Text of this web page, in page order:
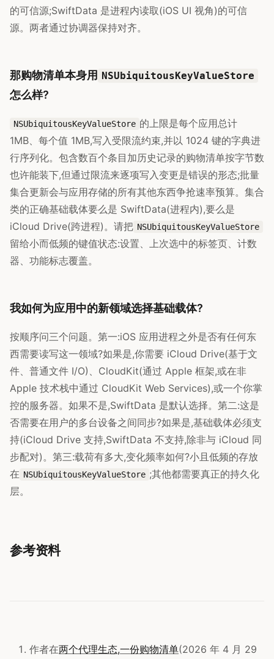
的可信源;SwiftData 是进程内读取(iOS UI 视角)的可信
源。两者通过协调器保持对齐。
那购物清单本身用 NSUbiquitousKeyValueStore
怎么样?
NSUbiquitousKeyValueStore 的上限是每个应用总计
1MB、每个值 1MB,写入受限流约束,并以 1024 键的字典进
行序列化。包含数百个条目加历史记录的购物清单按字节数
也许能装下,但通过限流来逐项写入变更是错误的形态;批量
集合更新会与应用存储的所有其他东西争抢速率预算。集合
类的正确基础载体要么是 SwiftData(进程内),要么是
iCloud Drive(跨进程)。请把 NSUbiquitousKeyValueStore
留给小而低频的键值状态:设置、上次选中的标签页、计数
器、功能标志覆盖。
我如何为应用中的新领域选择基础载体?
按顺序问三个问题。第一:iOS 应用进程之外是否有任何东
西需要读写这一领域?如果是,你需要 iCloud Drive(基于文
件、普通文件 I/O)、CloudKit(通过 Apple 框架,或在非
Apple 技术栈中通过 CloudKit Web Services),或一个你掌
控的服务器。如果不是,SwiftData 是默认选择。第二:这是
否需要在用户的多台设备之间同步?如果是,基础载体必须支
持(iCloud Drive 支持,SwiftData 不支持,除非与 iCloud 同
步配对)。第三:载荷有多大,变化频率如何?小且低频的存放
在 NSUbiquitousKeyValueStore ;其他都需要真正的持久化
层。
参考资料
作者在两个代理生态,一份购物清单(2026 年 4 月 29